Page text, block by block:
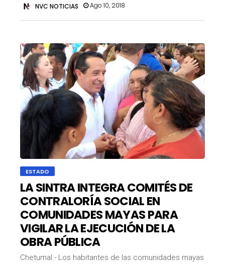
NVC NOTICIAS Ago 10, 2018
ESTADO
LA SINTRA INTEGRA COMITÉS DE
CONTRALORÍA SOCIAL EN
COMUNIDADES MAYAS PARA
VIGILAR LA EJECUCIÓN DE LA
OBRA PÚBLICA
Chetumal.- Los habitantes de las comunidades mayas